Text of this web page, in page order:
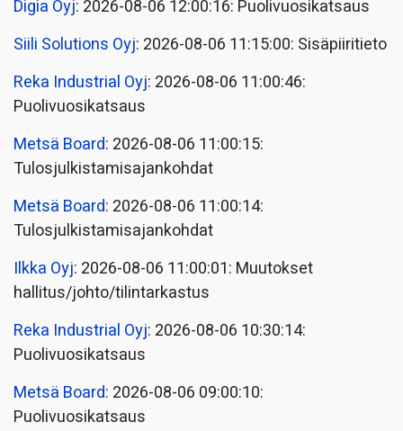
Digia Oyj: 2026-08-06 12:00:16: Puolivuosikatsaus
Siili Solutions Oyj: 2026-08-06 11:15:00: Sisäpiiritieto
Reka Industrial Oyj: 2026-08-06 11:00:46:
Puolivuosikatsaus
Metsä Board: 2026-08-06 11:00:15:
Tulosjulkistamisajankohdat
Metsä Board: 2026-08-06 11:00:14:
Tulosjulkistamisajankohdat
Ilkka Oyj: 2026-08-06 11:00:01: Muutokset
hallitus/johto/tilintarkastus
Reka Industrial Oyj: 2026-08-06 10:30:14:
Puolivuosikatsaus
Metsä Board: 2026-08-06 09:00:10:
Puolivuosikatsaus